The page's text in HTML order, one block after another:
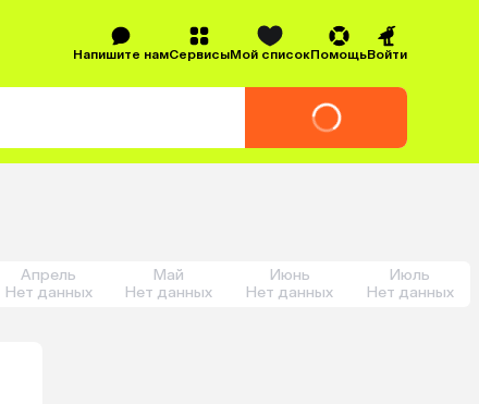
Напишите намСервисыМой списокПомощьВойти
Апрель
Нет данных
Май
Нет данных
Июнь
Нет данных
Июль
Нет данных